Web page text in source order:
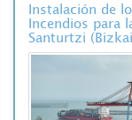
Instalación de
Incendios para
Santurtzi